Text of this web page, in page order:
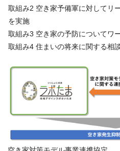
取組み2 空き家予備軍に対してリ
を実施
取組み3 空き家の予防についてワ
取組み4 住まいの将来に関する相